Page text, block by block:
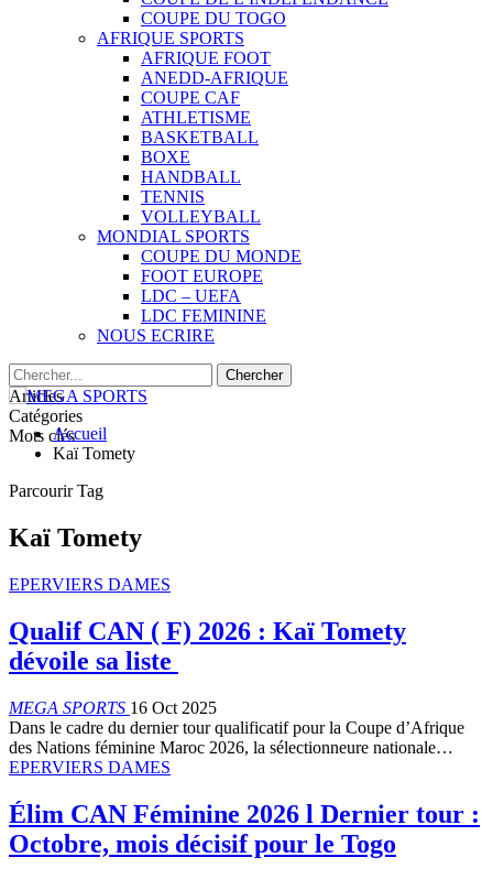
COUPE DU TOGO
AFRIQUE SPORTS
AFRIQUE FOOT
ANEDD-AFRIQUE
COUPE CAF
ATHLETISME
BASKETBALL
BOXE
HANDBALL
TENNIS
VOLLEYBALL
MONDIAL SPORTS
COUPE DU MONDE
FOOT EUROPE
LDC – UEFA
LDC FEMININE
NOUS ECRIRE
Articles
Catégories
Mots clésAccueil
Kaï Tomety
Parcourir Tag
Kaï Tomety
EPERVIERS DAMES
Qualif CAN ( F) 2026 : Kaï Tomety
dévoile sa liste
MEGA SPORTS 16 Oct 2025
Dans le cadre du dernier tour qualificatif pour la Coupe d’Afrique
des Nations féminine Maroc 2026, la sélectionneure nationale…
EPERVIERS DAMES
Élim CAN Féminine 2026 l Dernier tour :
Octobre, mois décisif pour le Togo